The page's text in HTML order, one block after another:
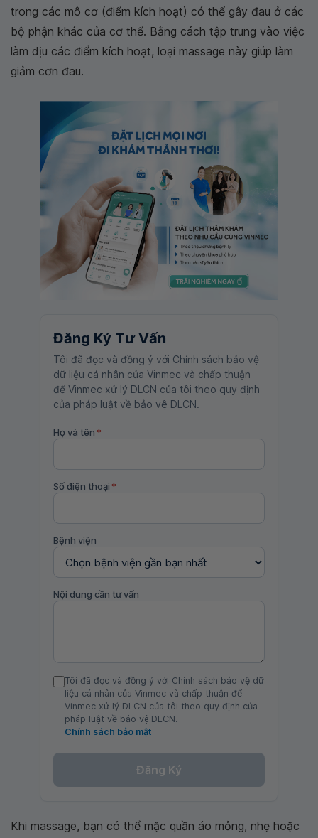
trong các mô cơ (điểm kích hoạt) có thể gây đau ở các
bộ phận khác của cơ thể. Bằng cách tập trung vào việc
làm dịu các điểm kích hoạt, loại massage này giúp làm
giảm cơn đau.
Đăng Ký Tư Vấn
Tôi đã đọc và đồng ý với Chính sách bảo vệ
dữ liệu cá nhân của Vinmec và chấp thuận
để Vinmec xử lý DLCN của tôi theo quy định
của pháp luật về bảo vệ DLCN.
Họ và tên *
Số điện thoại *
Bệnh viện
Nội dung cần tư vấn
Tôi đã đọc và đồng ý với Chính sách bảo vệ dữ
liệu cá nhân của Vinmec và chấp thuận để
Vinmec xử lý DLCN của tôi theo quy định của
pháp luật về bảo vệ DLCN.
Chính sách bảo mật
Đăng Ký
Khi massage, bạn có thể mặc quần áo mỏng, nhẹ hoặc